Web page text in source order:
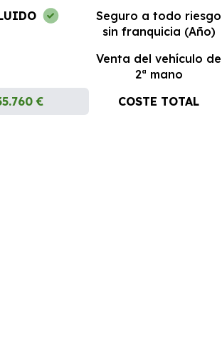
Seguro a todo riesgo
sin franquicia (Año)
Venta del vehículo de
2ª mano
€ COSTE TOTAL